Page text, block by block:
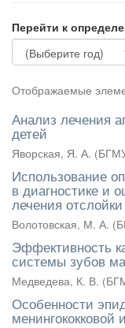
Перейти к
Отображаемые
Анализ лечения
детей
Яворская, Я. А. (
Использование
в диагностике и
лечения
Волотовская, М. А. (
Эффективность
системы зубов
Медведева, К. В. (
Особенности